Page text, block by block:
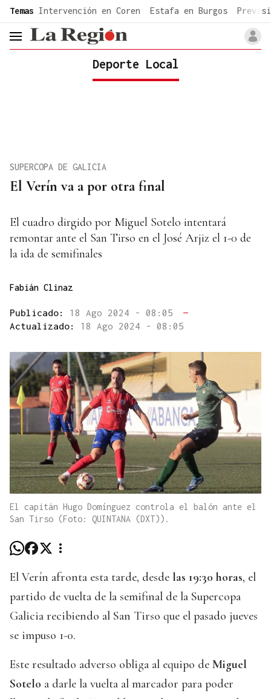
common.go-to-content
Temas Intervención en Coren Estafa en Burgos
header.menu.open
Deporte Local
El Verín va a por otra final
SUPERCOPA DE GALICIA
El cuadro dirgido por Miguel Sotelo intentará
remontar ante el San Tirso en el José Arjiz el 1-0 de
la ida de semifinales
Fabián Clinaz
Publicado: 18 Ago 2024 - 08:05
—
Actualizado: 18 Ago 2024 - 08:05
El capitán Hugo Domínguez controla el balón ante el
San Tirso (Foto: QUINTANA (DXT)).
El Verín afronta esta tarde, desde las 19:30 horas, el
partido de vuelta de la semifinal de la Supercopa
Galicia recibiendo al San Tirso que el pasado jueves
se impuso 1-0.
Este resultado adverso obliga al equipo de Miguel
Sotelo a darle la vuelta al marcador para poder